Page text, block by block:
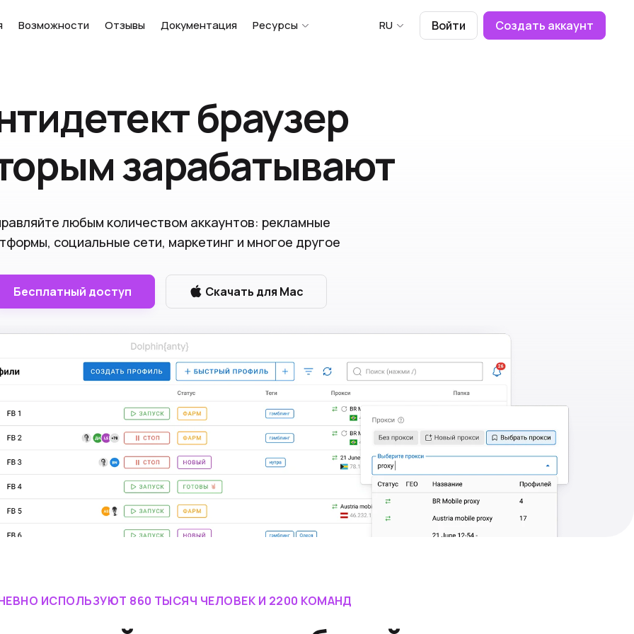
Возможности Отзывы Документация Ресурсы RU Войти Создать аккаунт
браузер
зарабатывают
любым количеством аккаунтов: рекламные
социальные сети, маркетинг и многое другое
Бесплатный доступ Скачать для Mac
ИСПОЛЬЗУЮТ 860 ТЫСЯЧ ЧЕЛОВЕК И 2200 КОМАНД